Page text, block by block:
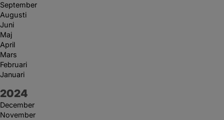
September
Augusti
Juni
Maj
April
Mars
Februari
Januari
År:
2024
December
November